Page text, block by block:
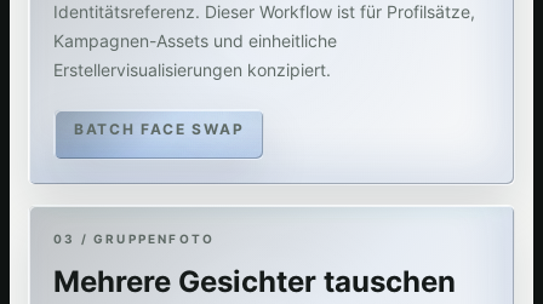
Identitätsreferenz. Dieser Workflow ist für Profilsätze,
Kampagnen-Assets und einheitliche
Erstellervisualisierungen konzipiert.
BATCH FACE SWAP
03 / GRUPPENFOTO
Mehrere Gesichter tauschen